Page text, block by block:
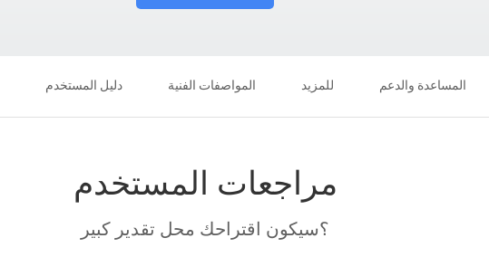
دليل المستخدم المواصفات الفنية للمزيد المساعدة والدعم
مراجعات المستخدم
؟سيكون اقتراحك محل تقدير كبير